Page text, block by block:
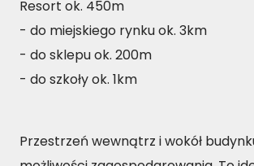
Resort ok. 450m
- do miejskiego rynku ok. 3km
- do sklepu ok. 200m
- do szkoły ok. 1km
Przestrzeń wewnątrz i wokół